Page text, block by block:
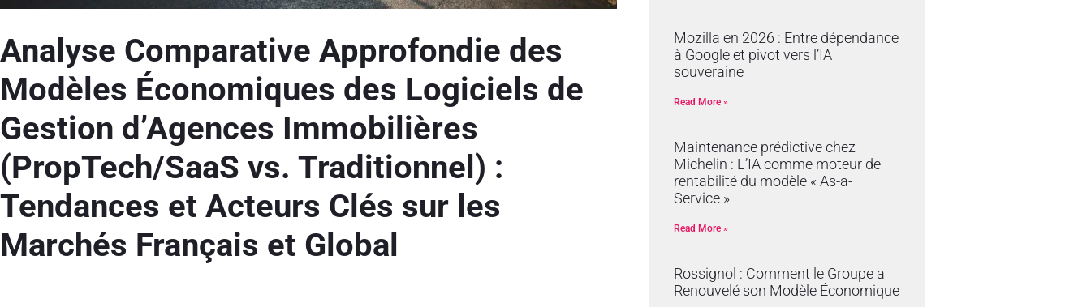
Analyse Comparative Approfondie des
Modèles Économiques des Logiciels de
Gestion d’Agences Immobilières
(PropTech/SaaS vs. Traditionnel) :
Tendances et Acteurs Clés sur les
Marchés Français et Global
Mozilla en 2026 : Entre dépendance
à Google et pivot vers l’IA
souveraine
Read More »
Maintenance prédictive chez
Michelin : L’IA comme moteur de
rentabilité du modèle « As-a-
Service »
Read More »
Rossignol : Comment le Groupe a
Renouvelé son Modèle Économique